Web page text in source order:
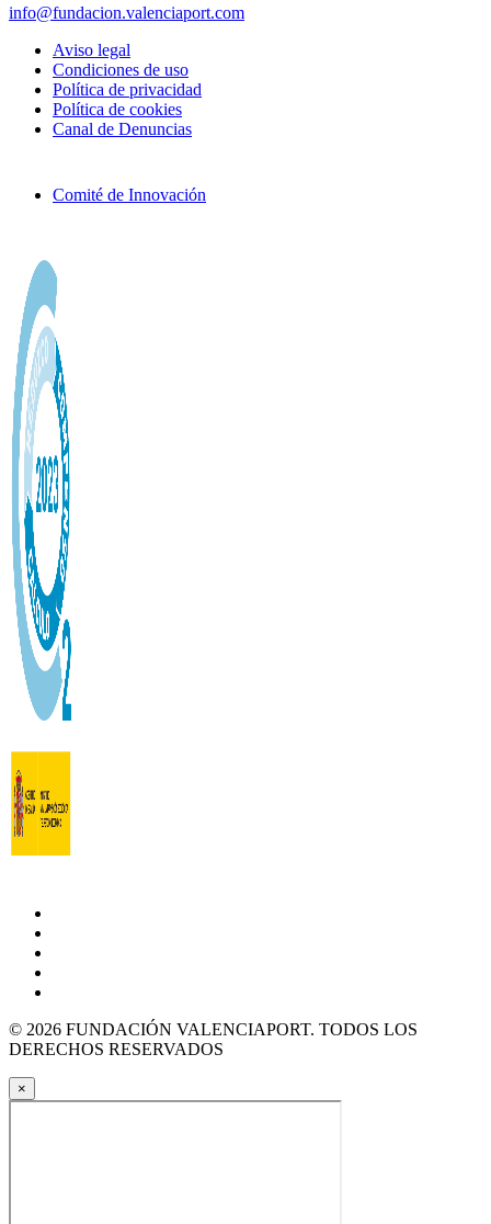
info@fundacion.valenciaport.com
Aviso legal
Condiciones de uso
Política de privacidad
Política de cookies
Canal de Denuncias
Comité de Innovación
© 2026 FUNDACIÓN VALENCIAPORT. TODOS LOS
DERECHOS RESERVADOS
×